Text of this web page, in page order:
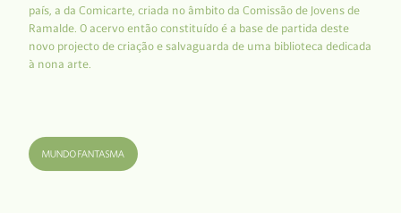
país, a da Comicarte, criada no âmbito da Comissão de Jovens de
Ramalde. O acervo então constituído é a base de partida deste
novo projecto de criação e salvaguarda de uma biblioteca dedicada
à nona arte.